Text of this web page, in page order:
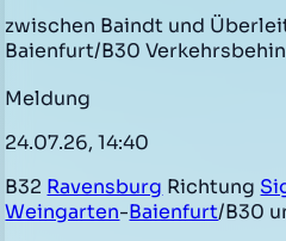
zwischen Baindt und
Baienfurt/B30
Meldung
24.07.26, 14:40
B32 Ravensburg Richtung
Weingarten-Baienfurt/B30